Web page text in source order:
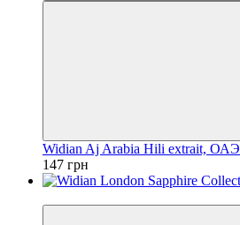
Widian Aj Arabia Hili extrait, ОАЭ
147 грн